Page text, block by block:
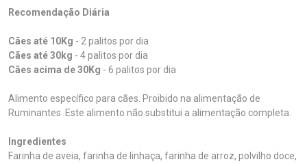
Recomendação Diária
Cães até 10Kg - 2 palitos por dia
Cães até 30kg - 4 palitos por dia
Cães acima de 30Kg - 6 palitos por dia
Alimento específico para cães. Proibido na alimentação de
Ruminantes. Este alimento não substitui a alimentação completa.
Ingredientes
Farinha de aveia, farinha de linhaça, farinha de arroz, polvilho doce,